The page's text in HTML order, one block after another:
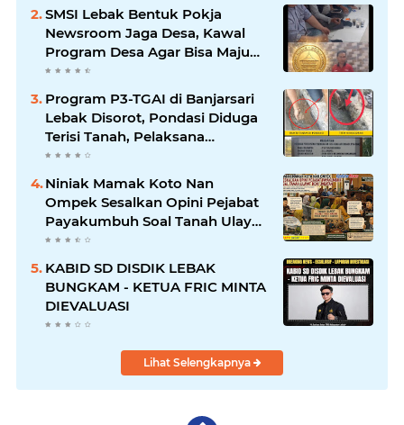
SMSI Lebak Bentuk Pokja
Newsroom Jaga Desa, Kawal
Program Desa Agar Bisa Maju
dan Mandiri
Program P3-TGAI di Banjarsari
Lebak Disorot, Pondasi Diduga
Terisi Tanah, Pelaksana
Terancam Sanksi Berat Hingga
Pidana
Niniak Mamak Koto Nan
Ompek Sesalkan Opini Pejabat
Payakumbuh Soal Tanah Ulayat
Demi Jabatan
KABID SD DISDIK LEBAK
BUNGKAM - KETUA FRIC MINTA
DIEVALUASI
Lihat Selengkapnya